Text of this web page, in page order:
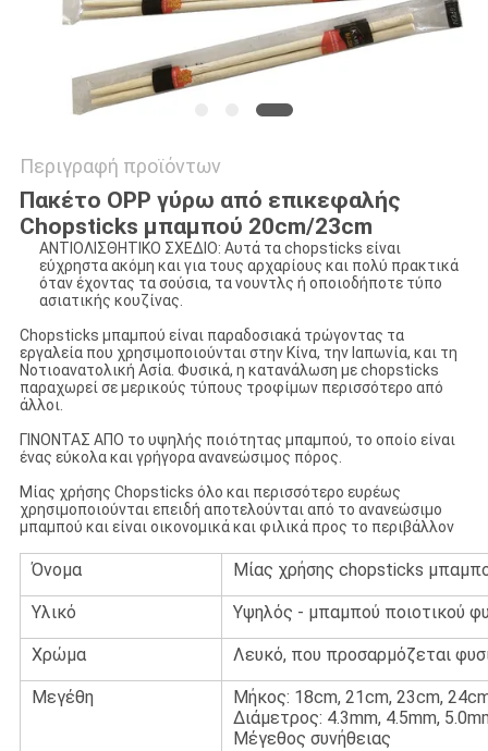
Περιγραφή προϊόντων
Πακέτο OPP γύρω από επικεφαλής
Chopsticks μπαμπού 20cm/23cm
ΑΝΤΙΟΛΙΣΘΗΤΙΚΟ ΣΧΕΔΙΟ: Αυτά τα chopsticks είναι
εύχρηστα ακόμη και για τους αρχαρίους και πολύ πρακτικά
όταν έχοντας τα σούσια, τα νουντλς ή οποιοδήποτε τύπο
ασιατικής κουζίνας.
Chopsticks μπαμπού είναι παραδοσιακά τρώγοντας τα
εργαλεία που χρησιμοποιούνται στην Κίνα, την Ιαπωνία, και τη
Νοτιοανατολική Ασία. Φυσικά, η κατανάλωση με chopsticks
παραχωρεί σε μερικούς τύπους τροφίμων περισσότερο από
άλλοι.
ΓΙΝΟΝΤΑΣ ΑΠΟ το υψηλής ποιότητας μπαμπού, το οποίο είναι
ένας εύκολα και γρήγορα ανανεώσιμος πόρος.
Μίας χρήσης Chopsticks όλο και περισσότερο ευρέως
χρησιμοποιούνται επειδή αποτελούνται από το ανανεώσιμο
μπαμπού και είναι οικονομικά και φιλικά προς το περιβάλλον
Όνομα Μίας χρήσης chopsticks
Υλικό Υψηλός - μπαμπού ποιοτικού
Χρώμα Λευκό, που προσαρμόζεται
Μεγέθη
Μήκος: 18cm, 21cm, 23cm,
Διάμετρος: 4.3mm, 4.5mm,
Μέγεθος συνήθειας